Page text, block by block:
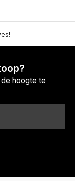
hoogte te